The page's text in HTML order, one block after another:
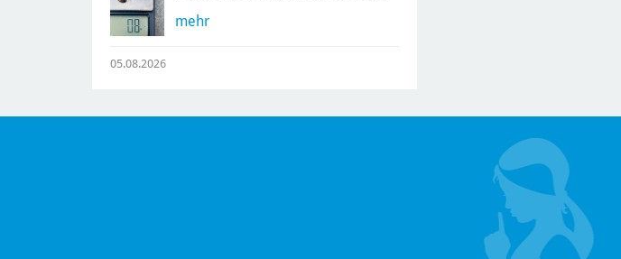
mehr
05.08.2026